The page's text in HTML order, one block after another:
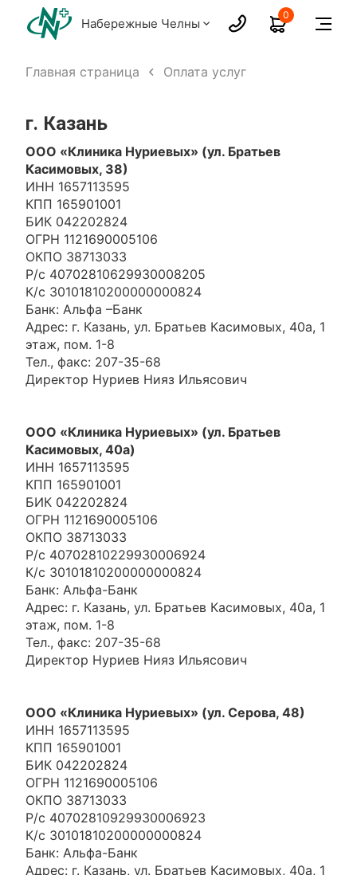
Набережные Челны
0
Главная страница Оплата услуг
г. Казань
ООО «Клиника Нуриевых» (ул. Братьев
Касимовых, 38)
ИНН 1657113595
КПП 165901001
БИК 042202824
ОГРН 1121690005106
ОКПО 38713033
Р/с 40702810629930008205
К/с 30101810200000000824
Банк: Альфа –Банк
Адрес: г. Казань, ул. Братьев Касимовых, 40а, 1
этаж, пом. 1-8
Тел., факс: 207-35-68
Директор Нуриев Нияз Ильясович
ООО «Клиника Нуриевых» (ул. Братьев
Касимовых, 40а)
ИНН 1657113595
КПП 165901001
БИК 042202824
ОГРН 1121690005106
ОКПО 38713033
Р/с 40702810229930006924
К/с 30101810200000000824
Банк: Альфа-Банк
Адрес: г. Казань, ул. Братьев Касимовых, 40а, 1
этаж, пом. 1-8
Тел., факс: 207-35-68
Директор Нуриев Нияз Ильясович
ООО «Клиника Нуриевых» (ул. Серова, 48)
ИНН 1657113595
КПП 165901001
БИК 042202824
ОГРН 1121690005106
ОКПО 38713033
Р/с 40702810929930006923
К/с 30101810200000000824
Банк: Альфа-Банк
Адрес: г. Казань, ул. Братьев Касимовых, 40а, 1